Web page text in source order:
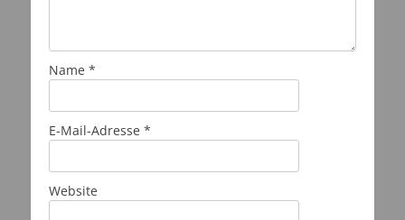
Name *
E-Mail-Adresse *
Website